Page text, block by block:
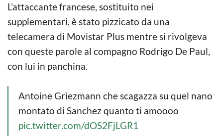
L’attaccante francese, sostituito nei
supplementari, è stato pizzicato da una
telecamera di Movistar Plus mentre si rivolgeva
con queste parole al compagno Rodrigo De Paul,
con lui in panchina.
Antoine Griezmann che scagazza su quel nano
montato di Sanchez quanto ti amoooo
pic.twitter.com/dOS2FjLGR1